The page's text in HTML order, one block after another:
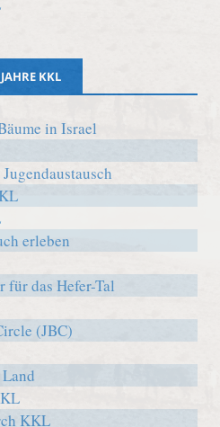
KKL
in Israel
erleben
für das Hefer-Tal
(JBC)
KKL